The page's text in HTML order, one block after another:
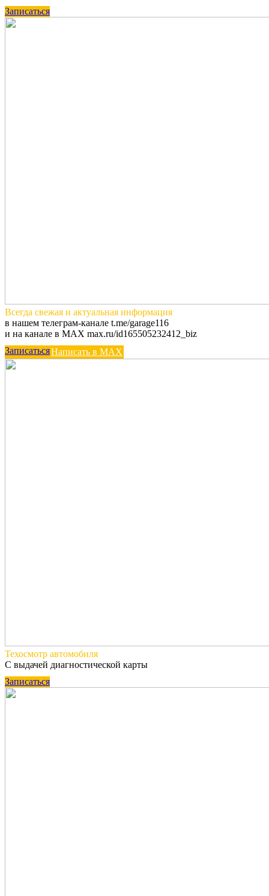
Записаться
Всегда свежая и актуальная информация
в нашем телеграм-канале t.me/garage116
и на канале в MAX max.ru/id165505232412_biz
ЗаписатьсяНаписать в MAX
Техосмотр автомобиля
С выдачей диагностической карты
Записаться